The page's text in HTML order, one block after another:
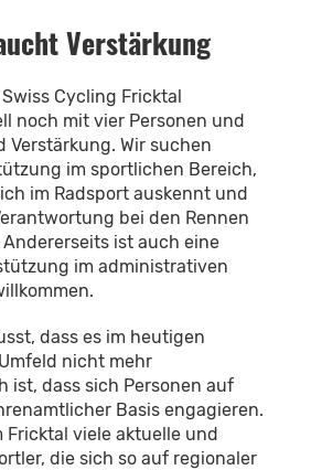
Verstärkung
Cycling Fricktal
noch mit vier Personen und
Wir suchen
im sportlichen Bereich,
im Radsport auskennt und
bei den Rennen
ist auch eine
im administrativen
dass es im heutigen
nicht mehr
ist, dass sich Personen auf
Basis engagieren.
viele aktuelle und
die sich so auf regionaler